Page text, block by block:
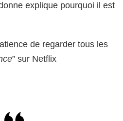
explique pourquoi il est
de regarder tous les
” sur Netflix